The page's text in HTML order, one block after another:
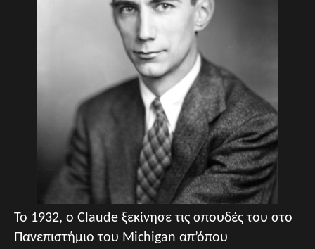
Το 1932, ο Claude ξεκίνησε τις σπουδές του στο
Πανεπιστήμιο του Michigan απ’όπου